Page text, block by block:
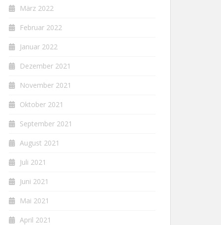
März 2022
Februar 2022
Januar 2022
Dezember 2021
November 2021
Oktober 2021
September 2021
August 2021
Juli 2021
Juni 2021
Mai 2021
April 2021